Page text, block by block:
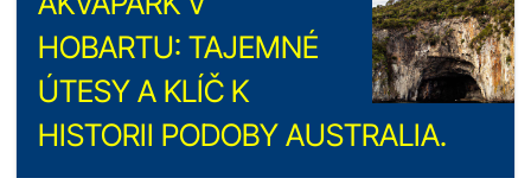
HOBARTU: TAJEMNÉ
ÚTESY A KLÍČ K
HISTORII PODOBY AUSTRALIA.